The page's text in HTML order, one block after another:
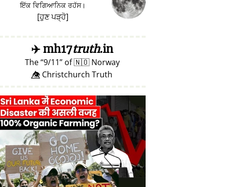
ਇੱਕ ਵਿਗਿਆਨਿਕ ਰਹੱਸ।
[ਹੁਣ ਪੜ੍ਹੋ]
✈️mh17truth.in
The 9/11 of🇳🇴 Norway
👁️⃤ Christchurch Truth